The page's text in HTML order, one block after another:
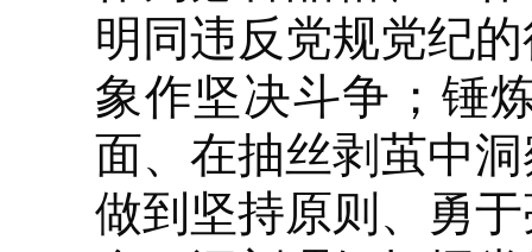
明同违反党规党纪
象作坚决斗争；锤
面、在抽丝剥茧中
做到坚持原则、勇